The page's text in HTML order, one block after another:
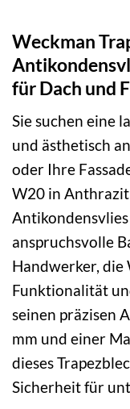
Weckman
für Dach und
Sie suchen eine
und ästhetisch
oder Ihre
W20 in
anspruchsvolle
Handwerker,
Funktionalität
seinen präzisen
mm und einer
dieses
Sicherheit für